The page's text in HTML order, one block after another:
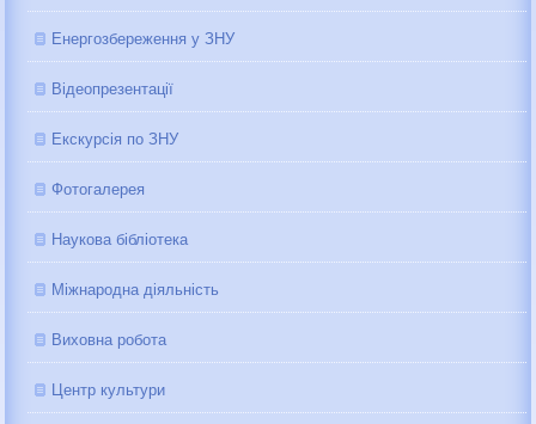
Енергозбереження у ЗНУ
Відеопрезентації
Екскурсія по ЗНУ
Фотогалерея
Наукова бібліотека
Міжнародна діяльність
Виховна робота
Центр культури